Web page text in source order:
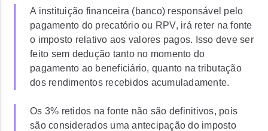
A instituição financeira (banco) responsável pelo
pagamento do precatório ou RPV, irá reter na fonte
o imposto relativo aos valores pagos. Isso deve ser
feito sem dedução tanto no momento do
pagamento ao beneficiário, quanto na tributação
dos rendimentos recebidos acumuladamente.
Os 3% retidos na fonte não são definitivos, pois
são considerados uma antecipação do imposto